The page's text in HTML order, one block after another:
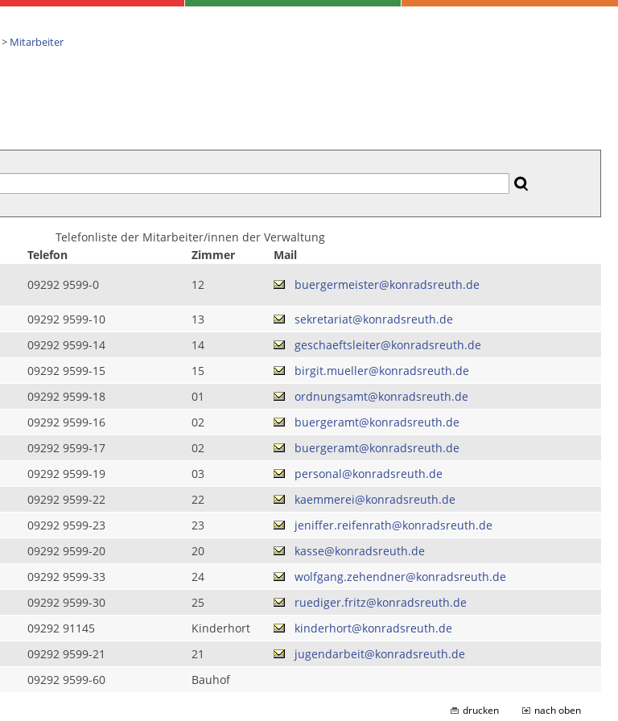
> Mitarbeiter
Telefonliste der Mitarbeiter/innen der Verwaltung
Telefon Zimmer
Mail
09292 9599-0 12 buergermeister@konradsreuth.de
09292 9599-10 13
sekretariat@konradsreuth.de
09292 9599-14 14
geschaeftsleiter@konradsreuth.de
09292 9599-15 15
birgit.mueller@konradsreuth.de
09292 9599-18 01
ordnungsamt@konradsreuth.de
09292 9599-16 02
buergeramt@konradsreuth.de
09292 9599-17 02
buergeramt@konradsreuth.de
09292 9599-19 03
personal@konradsreuth.de
09292 9599-22 22
kaemmerei@konradsreuth.de
09292 9599-23 23
jeniffer.reifenrath@konradsreuth.de
09292 9599-20 20
kasse@konradsreuth.de
09292 9599-33 24
wolfgang.zehendner@konradsreuth.de
09292 9599-30 25
ruediger.fritz@konradsreuth.de
09292 91145 Kinderhort
kinderhort@konradsreuth.de
09292 9599-21 21
jugendarbeit@konradsreuth.de
09292 9599-60 Bauhof
drucken nach oben